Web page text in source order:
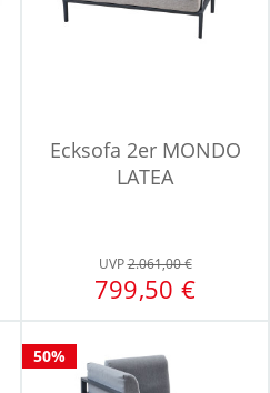
Ecksofa 2er MONDO
LATEA
UVP2.061,00 €
799,50 €
50%